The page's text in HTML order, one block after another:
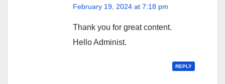
February 19, 2024 at 7:18 pm
Thank you for great content.
Hello Administ.
REPLY